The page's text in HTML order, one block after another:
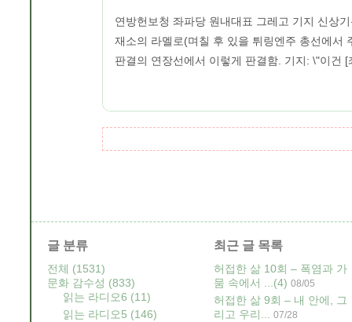
연방헌보청 좌파당 원내대표 그레고 기지 신상
재소의 라멜로(며칠 후 있을 튀링엔주 총선에서
판결의 연장선에서 이렇게 판결함. 기지: \"이건
글 분류
전체 (1531)
문화 감수성 (833)
읽는 라디오6 (11)
읽는 라디오5 (146)
최근 글 목록
허접한 삶 10회 – 폭염과 가
뭄 속에서 ... (4) 08/05
허접한 삶 9회 – 내 안에, 그
리고 우리...
07/28